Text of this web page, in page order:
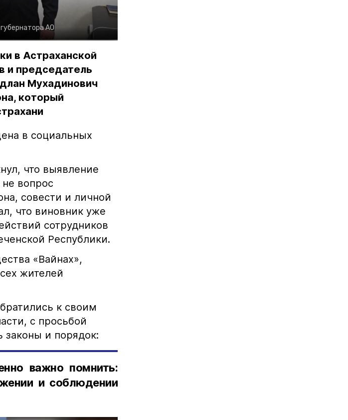
АО
в Астраханской
и председатель
Мухадинович
который
в социальных
что выявление
вопрос
совести и личной
что виновник уже
сотрудников
Республики.
«Вайнах»,
жителей
к своим
с просьбой
законы и порядок:
важно помнить:
и соблюдении